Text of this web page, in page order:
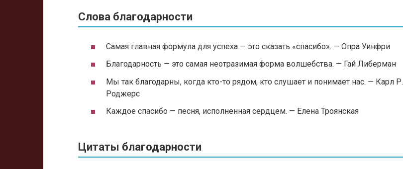
Слова благодарности
Самая главная формула для успеха — это сказать «спасибо». — Опра Уинфри
Благодарность — это самая неотразимая форма волшебства. — Гай Либерман
Мы так благодарны, когда кто-то рядом, кто слушает и понимает нас. — Карл Р.
Роджерс
Каждое спасибо — песня, исполненная сердцем. — Елена Троянская
Цитаты благодарности